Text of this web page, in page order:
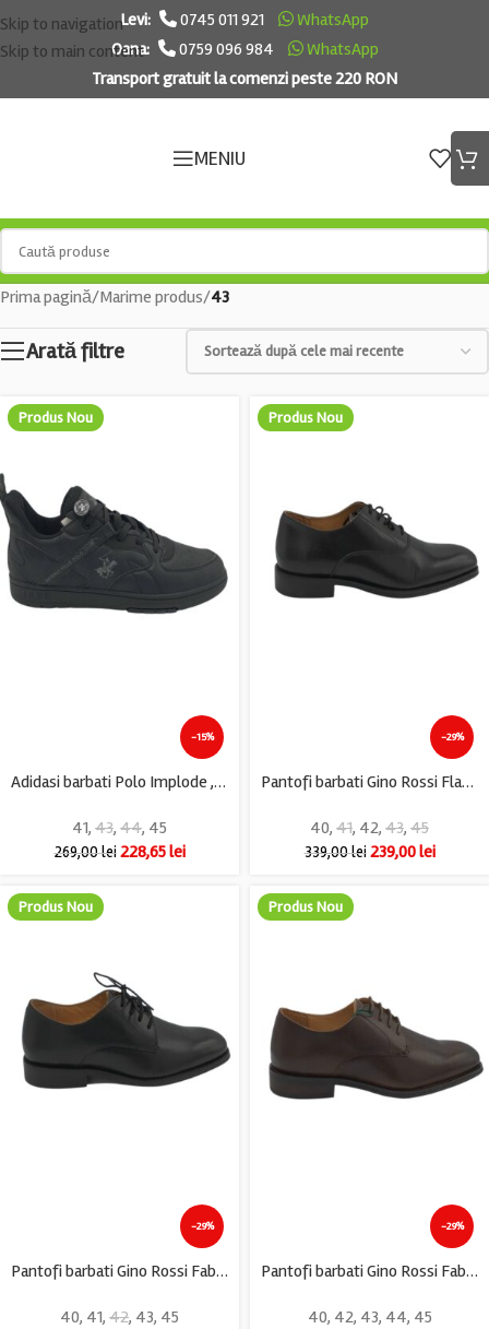
Skip to navigation
Skip to main content
Levi: 0745 011 921
WhatsApp
Oana:
0759 096 984
WhatsApp
Transport gratuit la comenzi peste 220 RON
MENIU
Prima pagină/Marime produs/43
Arată filtre
Produs Nou
-15%
Adidasi barbati Polo Implode , imitație de piele, material textil, negru
41, 43, 44, 45
269,00lei 228,65lei
Produs Nou
-29%
Pantofi barbati Gino Rossi Flavio, piele, negru
40, 41, 42, 43, 45
339,00lei 239,00lei
Produs Nou
-29%
Pantofi barbati Gino Rossi Fabio, piele, negru
40, 41, 42, 43, 45
Produs Nou
-29%
Pantofi barbati Gino Rossi Fabio , piele, maro
40, 42, 43, 44, 45